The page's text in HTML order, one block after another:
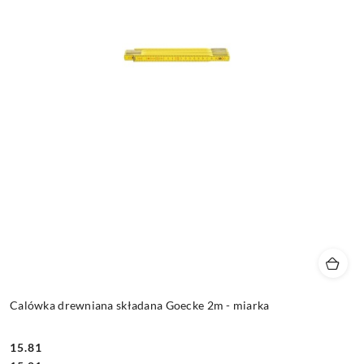
Calówka drewniana składana Goecke 2m - miarka
15.81